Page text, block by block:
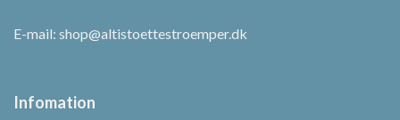
E-mail: shop@altistoettestroemper.dk
Infomation